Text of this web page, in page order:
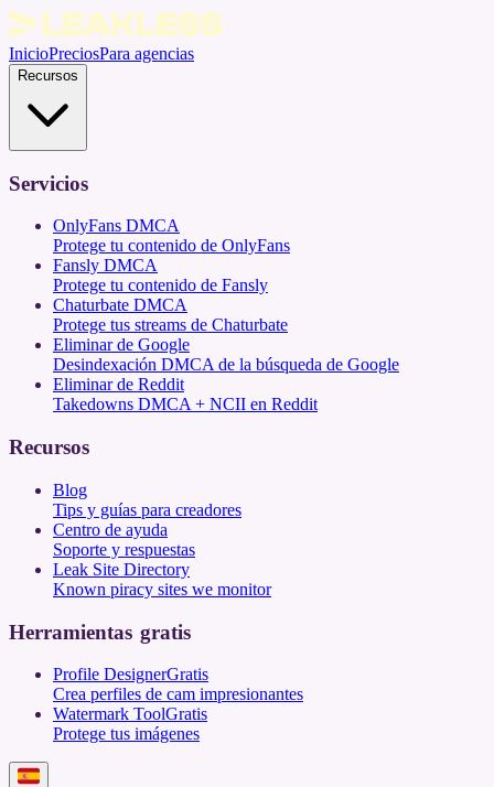
InicioPreciosPara agencias
Recursos
Servicios
OnlyFans DMCA
Protege tu contenido de OnlyFans
Fansly DMCA
Protege tu contenido de Fansly
Chaturbate DMCA
Protege tus streams de Chaturbate
Eliminar de Google
Desindexación DMCA de la búsqueda de Google
Eliminar de Reddit
Takedowns DMCA + NCII en Reddit
Recursos
Blog
Tips y guías para creadores
Centro de ayuda
Soporte y respuestas
Leak Site Directory
Known piracy sites we monitor
Herramientas gratis
Profile DesignerGratis
Crea perfiles de cam impresionantes
Watermark ToolGratis
Protege tus imágenes